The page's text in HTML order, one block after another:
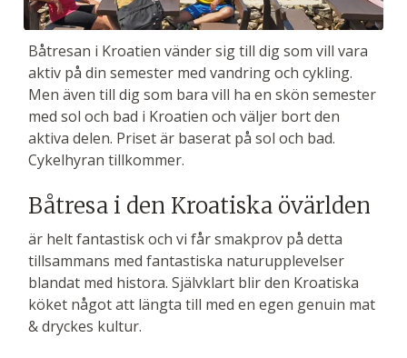
Båtresan i Kroatien vänder sig till dig som vill vara
aktiv på din semester med vandring och cykling.
Men även till dig som bara vill ha en skön semester
med sol och bad i Kroatien och väljer bort den
aktiva delen. Priset är baserat på sol och bad.
Cykelhyran tillkommer.
Båtresa i den Kroatiska övärlden
är helt fantastisk och vi får smakprov på detta
tillsammans med fantastiska naturupplevelser
blandat med histora. Självklart blir den Kroatiska
köket något att längta till med en egen genuin mat
& dryckes kultur.